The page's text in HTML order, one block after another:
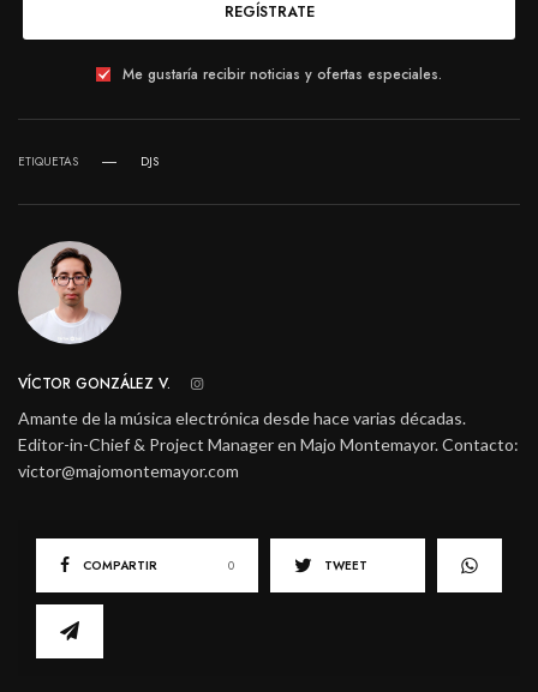
REGÍSTRATE
Me gustaría recibir noticias y ofertas especiales.
ETIQUETAS DJS
VÍCTOR GONZÁLEZ V.
Amante de la música electrónica desde hace varias décadas.
Editor-in-Chief & Project Manager en Majo Montemayor. Contacto:
victor@majomontemayor.com
COMPARTIR 0 TWEET